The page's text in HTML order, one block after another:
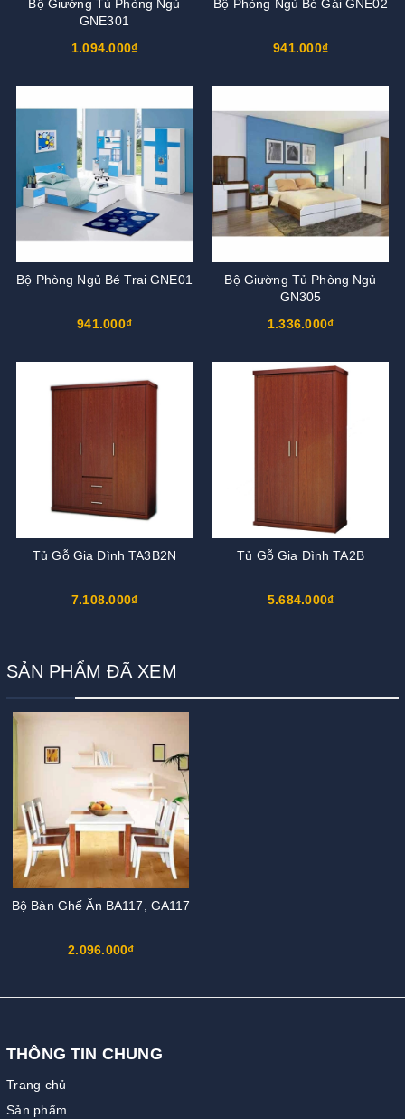
Bộ Giường Tủ Phòng Ngủ
GNE301
1.094.000₫
Bộ Phòng Ngủ Bé Gái GNE02
941.000₫
Bộ Phòng Ngủ Bé Trai GNE01
941.000₫
Bộ Giường Tủ Phòng Ngủ
GN305
1.336.000₫
Tủ Gỗ Gia Đình TA3B2N
7.108.000₫
Tủ Gỗ Gia Đình TA2B
5.684.000₫
SẢN PHẨM ĐÃ XEM
Bộ Bàn Ghế Ăn BA117, GA117
2.096.000₫
THÔNG TIN CHUNG
Trang chủ
Sản phẩm